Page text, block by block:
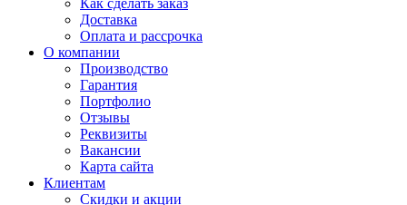
Как сделать заказ
Доставка
Оплата и рассрочка
О компании
Производство
Гарантия
Портфолио
Отзывы
Реквизиты
Вакансии
Карта сайта
Клиентам
Скидки и акции